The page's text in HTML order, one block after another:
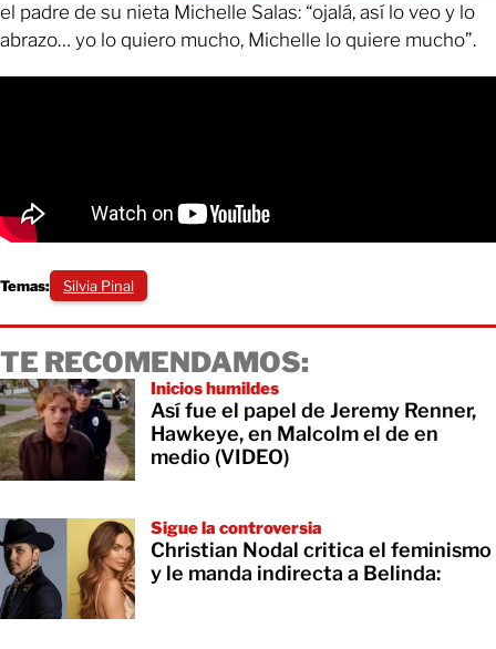
el padre de su nieta Michelle Salas: “ojalá, así lo veo y lo
abrazo… yo lo quiero mucho, Michelle lo quiere mucho”.
Temas: Silvia Pinal
TE RECOMENDAMOS:
Inicios humildes
Así fue el papel de Jeremy Renner,
Hawkeye, en Malcolm el de en
medio (VIDEO)
Sigue la controversia
Christian Nodal critica el feminismo
y le manda indirecta a Belinda: